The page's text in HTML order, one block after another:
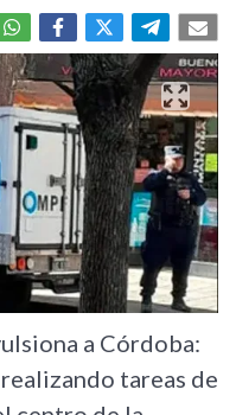
a Córdoba:
tareas de